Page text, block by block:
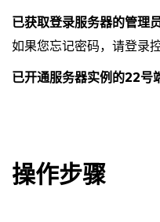
已获取登录服务器的管理
如果您忘记密码，请登录
已开通服务器实例的22号
操作步骤